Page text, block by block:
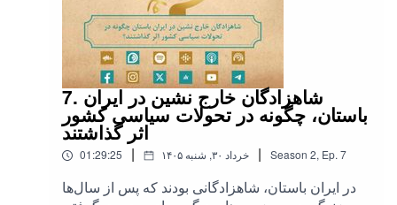
7. شاهزادگان خارج نشین در ایران
باستان، چگونه در تحولات سیاسی کشور
اثر گذاشتند
01:29:25 | ۱۴۰۵ خرداد ۳۰, شنبه | Season 2, Ep. 7
در ایران باستان، شاهزادگانی بودند که پس از سال‌ها